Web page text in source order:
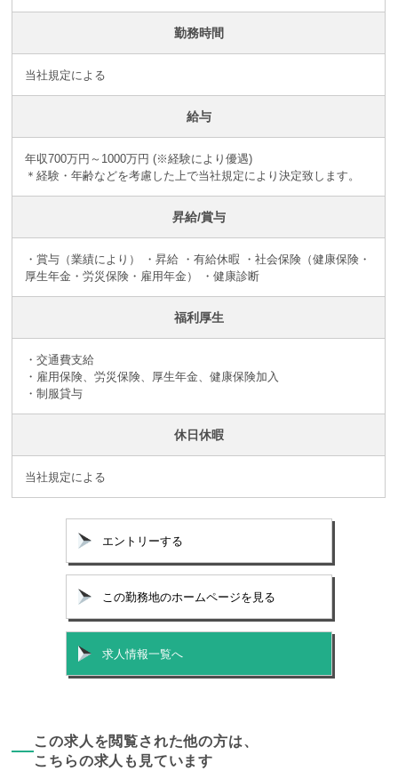
勤務時間
当社規定による
給与
年収700万円～1000万円 (※経験により優遇)
＊経験・年齢などを考慮した上で当社規定により決定致します。
昇給/賞与
・賞与（業績により） ・昇給 ・有給休暇 ・社会保険（健康保険・
厚生年金・労災保険・雇用年金） ・健康診断
福利厚生
・交通費支給
・雇用保険、労災保険、厚生年金、健康保険加入
・制服貸与
休日休暇
当社規定による
エントリーする
この勤務地のホームページを見る
求人情報一覧へ
この求人を閲覧された他の方は、
こちらの求人も見ています